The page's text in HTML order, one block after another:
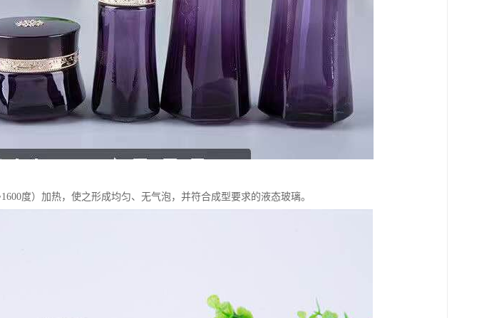
度）加热，使之形成均匀、无气泡，并符合成型要求的液态玻璃。